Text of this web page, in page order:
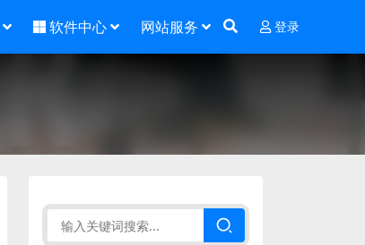
软件中心 网站服务 登录